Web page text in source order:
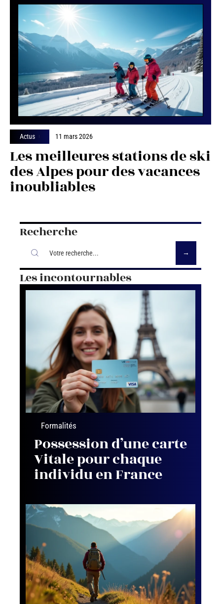
Actus 11 mars 2026
Les meilleures stations de ski
des Alpes pour des vacances
inoubliables
Recherche
Les incontournables
Formalités
Possession d’une carte
Vitale pour chaque
individu en France